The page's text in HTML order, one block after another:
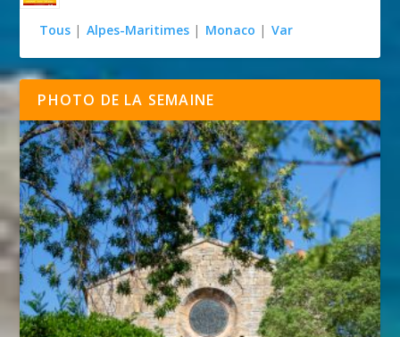
Tous | Alpes-Maritimes | Monaco | Var
PHOTO DE LA SEMAINE